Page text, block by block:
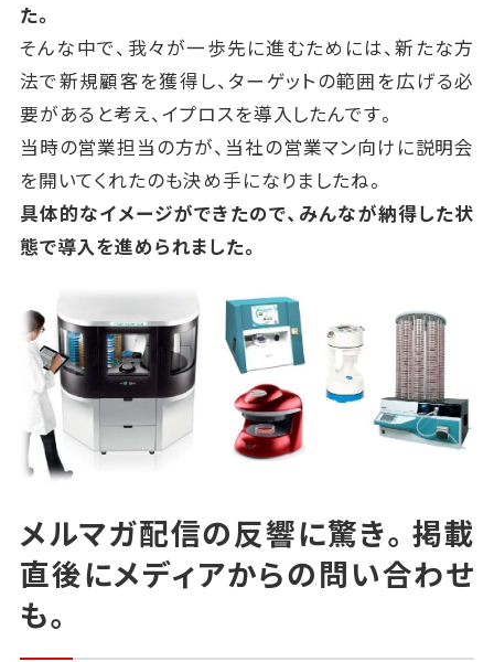
た。
そんな中で、我々が一歩先に進むためには、新たな方
法で新規顧客を獲得し、ターゲットの範囲を広げる必
要があると考え、イプロスを導入したんです。
当時の営業担当の方が、当社の営業マン向けに説明会
を開いてくれたのも決め手になりましたね。
具体的なイメージができたので、みんなが納得した状
態で導入を進められました。
メルマガ配信の反響に驚き。 掲載
直後にメディアからの問い合わせ
も。